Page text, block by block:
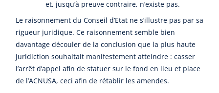
et, jusqu’à preuve contraire, n’existe pas.
Le raisonnement du Conseil d’Etat ne s’illustre pas par sa
rigueur juridique. Ce raisonnement semble bien
davantage découler de la conclusion que la plus haute
juridiction souhaitait manifestement atteindre : casser
l’arrêt d’appel afin de statuer sur le fond en lieu et place
de l’ACNUSA, ceci afin de rétablir les amendes.